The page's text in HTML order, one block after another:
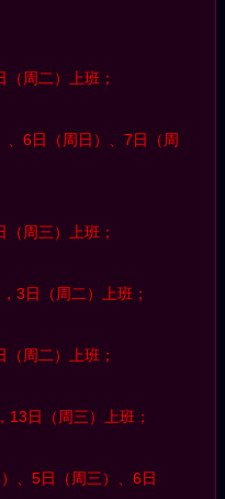
周二）上班；
6日（周日）、7日（周
周三）上班；
3日（周二）上班；
周二）上班；
日（周三）上班；
、5日（周三）、6日